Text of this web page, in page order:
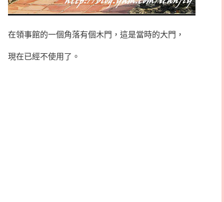
在領事館的一個角落有個木門，這是當時的大門，
現在已經不使用了。